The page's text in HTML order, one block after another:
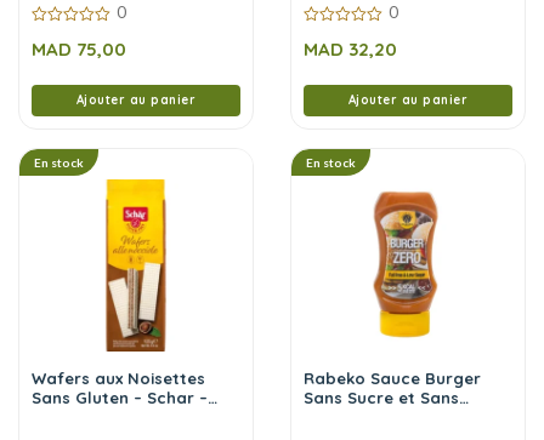
sur
0
MAD 75,00
Ajouter au panier
sur
0
MAD 32,20
Ajouter au panier
En stock
Wafers aux Noisettes
Sans Gluten – Schar –
En stock
Rabeko Sauce Burger
Sans Sucre et Sans